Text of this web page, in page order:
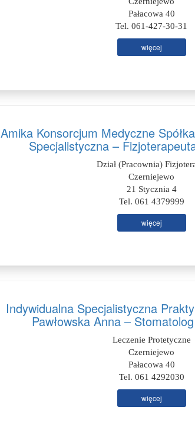
Pałacowa 40
Tel. 061-427-30-31
więcej
Amika Konsorcjum Medyczne
Specjalistyczna –
Dział (Pracownia)
Czerniejewo
21 Stycznia 4
Tel. 061 4379999
więcej
Indywidualna Specjalistyczna
Pawłowska Anna –
Leczenie Protetyczne
Czerniejewo
Pałacowa 40
Tel. 061 4292030
więcej